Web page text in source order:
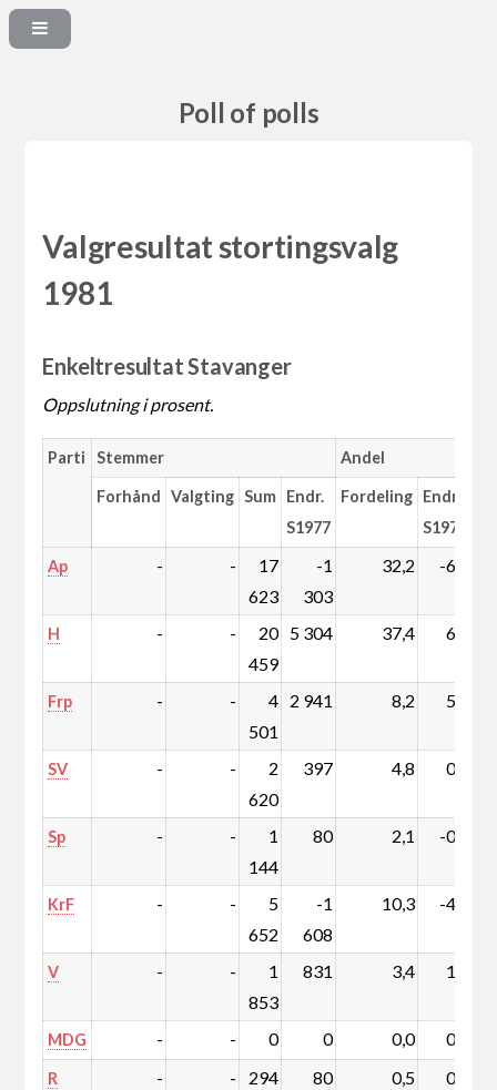
Poll of polls
Valgresultat stortingsvalg
1981
Enkeltresultat Stavanger
Oppslutning i prosent.
Parti Stemmer Andel
Forhånd Valgting Sum Endr.
S1977
Fordeling Endr.
S1977
Ap - -
17
623
-1
303
32,2 -6,0
H - -
20
459
5 304 37,4 6,8
Frp - -
4
501
2 941 8,2 5,1
SV - -
2
620
397 4,8 0,3
Sp - -
1
144
80 2,1 -0,1
KrF - -
5
652
-1
608
10,3 -4,3
V - -
1
853
831 3,4 1,3
MDG - - 0 0 0,0 0,0
R - - 294 80 0,5 0,1